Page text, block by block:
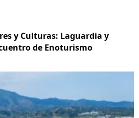
y Culturas: Laguardia y
de Enoturismo